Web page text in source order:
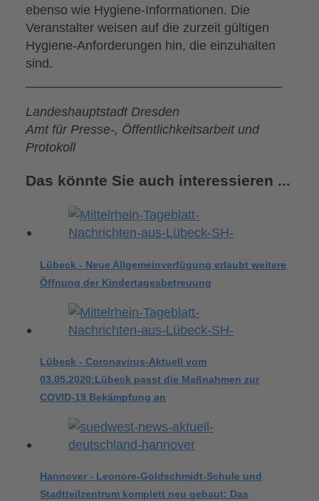
ebenso wie Hygiene-Informationen. Die
Veranstalter weisen auf die zurzeit gültigen
Hygiene-Anforderungen hin, die einzuhalten
sind.
Landeshauptstadt Dresden
Amt für Presse-, Öffentlichkeitsarbeit und
Protokoll
Das könnte Sie auch interessieren ...
Lübeck - Neue Allgemeinverfügung erlaubt weitere
Öffnung der Kindertagesbetreuung
Lübeck - Coronavirus-Aktuell vom
03.05.2020:Lübeck passt die Maßnahmen zur
COVID-19 Bekämpfung an
Hannover - Leonore-Goldschmidt-Schule und
Stadtteilzentrum komplett neu gebaut: Das